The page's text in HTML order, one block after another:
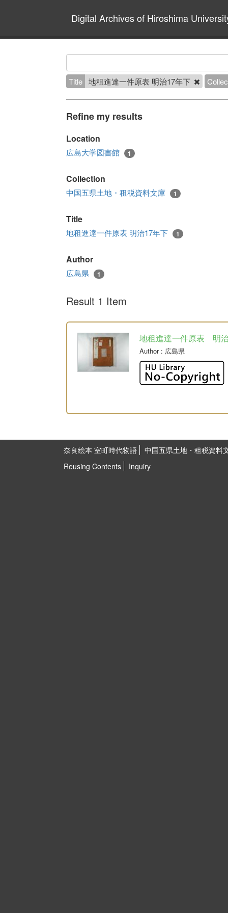
Digital Archives of Hiroshima
Title 地租進達一件原表 明治17年下
Refine my results
Location
広島大学図書館 1
Collection
中国五県土地・租税資料文庫 1
Title
地租進達一件原表 明治17年下 1
Author
広島県 1
Result 1 Item
地租進達一件原表 明
Author: 広島県
奈良絵本 室町時代物語
中国五県土地・租税資料
Reusing Contents
Inquiry